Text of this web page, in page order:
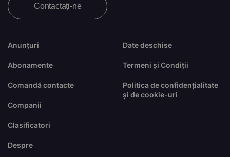
Anunțuri
Abonamente
Comandă contacte
Companii
Clasificatori
Despre
Date deschise
Termeni și Condiții
Politica de confidențialitate
și de cookie-uri
Contactați-ne